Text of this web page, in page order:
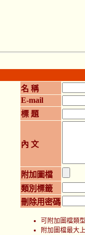
名 稱
E-mail
標 題
內 文
附加圖檔
類別標籤
刪除用密碼
可附加圖檔類
附加圖檔最大